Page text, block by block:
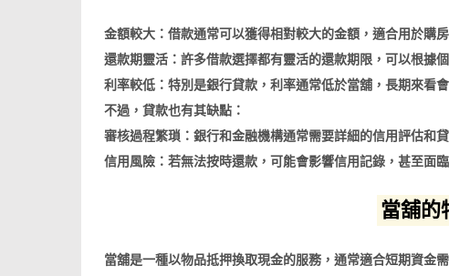
金額較大：借款通常可以獲得相對較大的金額，適合用於購
還款期靈活：許多借款選擇都有靈活的還款期限，可以根據
利率較低：特別是銀行貸款，利率通常低於當舖，長期來看
不過，貸款也有其缺點：
審核過程繁瑣：銀行和金融機構通常需要詳細的信用評估和
信用風險：若無法按時還款，可能會影響信用記錄，甚至面
當舖的
當舖是一種以物品抵押換取現金的服務，通常適合短期資金